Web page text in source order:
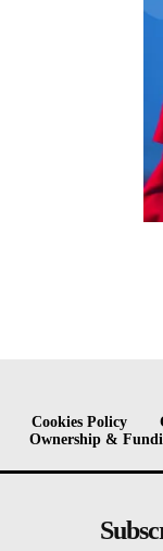
Cookies Policy
Ownership &